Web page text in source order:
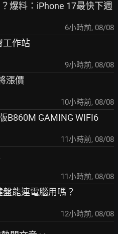
爆料：iPhone 17最快下週
6小時前, 08/08
工作站
9小時前, 08/08
漲價
10小時前, 08/08
B860M GAMING WIFI6
11小時前, 08/08
11小時前, 08/08
能連電腦用嗎？
12小時前, 08/08